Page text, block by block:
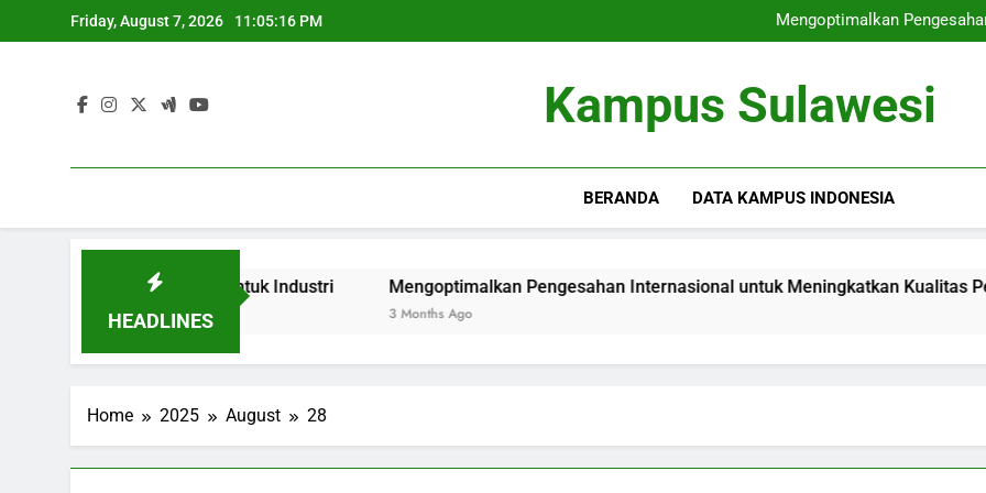
to
Friday, August 7, 2026 11:05:16 PM
Mengoptimalkan
Menggalakkan
Mengoptimalkan
Menggalakkan
Kampus Sulawesi
BERANDA DATA KAMPUS INDONESIA
HEADLINES
Pelatihan Vokasi untuk Industri Mengoptimalkan Pengesahan Internasional untuk Meningkatkan Kualitas
3 Months Ago
Home 2025 August 28